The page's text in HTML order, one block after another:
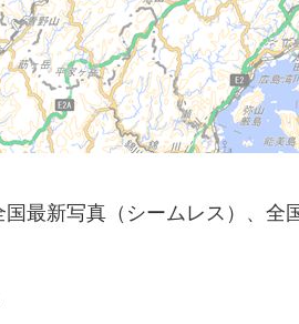
国最新写真（シームレス）、全